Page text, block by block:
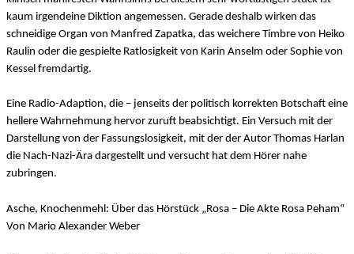
kaum irgendeine Diktion angemessen. Gerade deshalb wirken das
schneidige Organ von Manfred Zapatka, das weichere Timbre von Heiko
Raulin oder die gespielte Ratlosigkeit von Karin Anselm oder Sophie von
Kessel fremdartig.
Eine Radio-Adaption, die – jenseits der politisch korrekten Botschaft eine
hellere Wahrnehmung hervor zuruft beabsichtigt. Ein Versuch mit der
Darstellung von der Fassungslosigkeit, mit der der Autor Thomas Harlan
die Nach-Nazi-Ära dargestellt und versucht hat dem Hörer nahe
zubringen.
Asche, Knochenmehl: Über das Hörstück „Rosa – Die Akte Rosa Peham“
Von Mario Alexander Weber